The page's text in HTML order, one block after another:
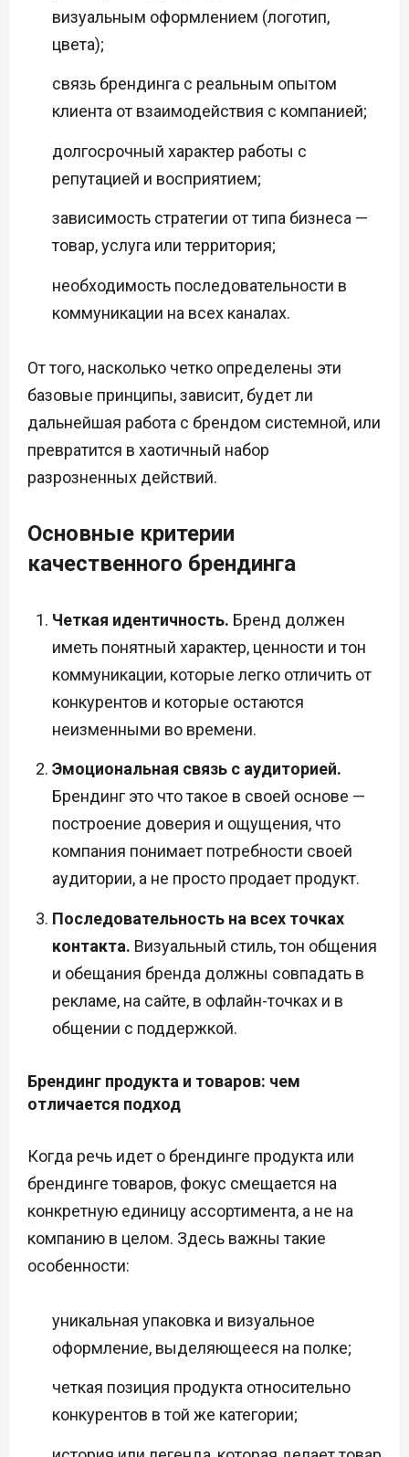
визуальным оформлением (логотип,
цвета);
связь брендинга с реальным опытом
клиента от взаимодействия с компанией;
долгосрочный характер работы с
репутацией и восприятием;
зависимость стратегии от типа бизнеса —
товар, услуга или территория;
необходимость последовательности в
коммуникации на всех каналах.
От того, насколько четко определены эти
базовые принципы, зависит, будет ли
дальнейшая работа с брендом системной, или
превратится в хаотичный набор
разрозненных действий.
Основные критерии
качественного брендинга
Четкая идентичность. Бренд должен
иметь понятный характер, ценности и тон
коммуникации, которые легко отличить от
конкурентов и которые остаются
неизменными во времени.
Эмоциональная связь с аудиторией.
Брендинг это что такое в своей основе —
построение доверия и ощущения, что
компания понимает потребности своей
аудитории, а не просто продает продукт.
Последовательность на всех точках
контакта. Визуальный стиль, тон общения
и обещания бренда должны совпадать в
рекламе, на сайте, в офлайн-точках и в
общении с поддержкой.
Брендинг продукта и товаров: чем
отличается подход
Когда речь идет о брендинге продукта или
брендинге товаров, фокус смещается на
конкретную единицу ассортимента, а не на
компанию в целом. Здесь важны такие
особенности:
уникальная упаковка и визуальное
оформление, выделяющееся на полке;
четкая позиция продукта относительно
конкурентов в той же категории;